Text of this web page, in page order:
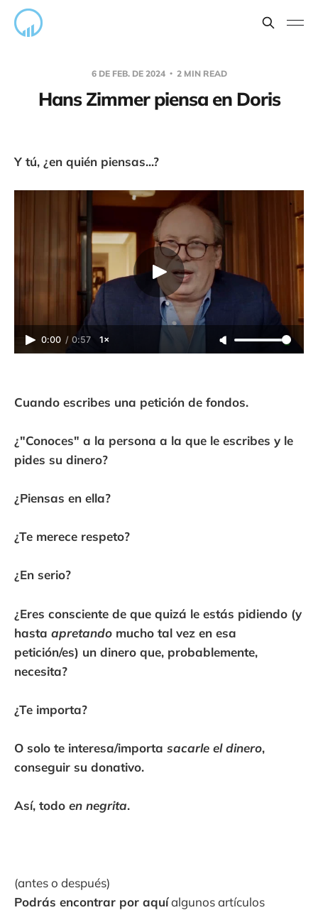
6 DE FEB. DE 2024 2 MIN READ
Hans Zimmer piensa en Doris
Y tú, ¿en quién piensas...?
0:00 / 0:57 1×
Cuando escribes una petición de fondos.
¿"Conoces" a la persona a la que le escribes y le
pides su dinero?
¿Piensas en ella?
¿Te merece respeto?
¿En serio?
¿Eres consciente de que quizá le estás pidiendo (y
hasta apretando mucho tal vez en esa
petición/es) un dinero que, probablemente,
necesita?
¿Te importa?
O solo te interesa/importa sacarle el dinero,
conseguir su donativo.
Así, todo en negrita.
(antes o después)
Podrás encontrar por aquíalgunos artículos